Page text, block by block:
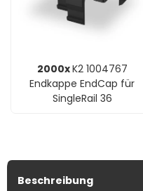
2000xK2 1004767
Endkappe EndCap für
SingleRail 36
Beschreibung